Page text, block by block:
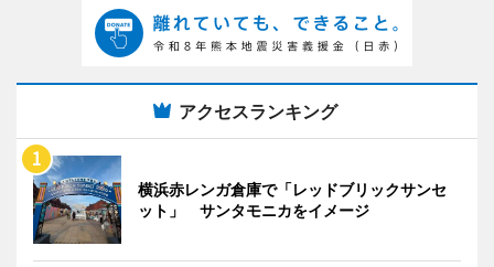
アクセスランキング
横浜赤レンガ倉庫で「レッドブリックサンセ
ット」 サンタモニカをイメージ